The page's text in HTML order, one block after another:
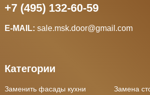
+7 (495) 132-60-59
E-MAIL: sale.msk.door@gmail.com
Категории
Заменить фасады кухни
Замена